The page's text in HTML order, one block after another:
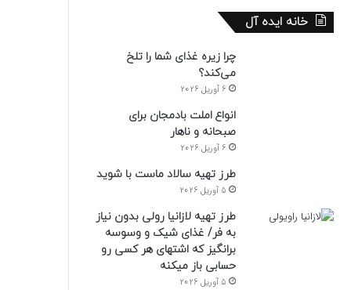
خانه ایده آل
چرا زیره غذای شما را تلخ
می‌کند؟
6 آوریل 2026
انواع املت بادمجان برای
صبحانه و ناهار
6 آوریل 2026
طرز تهیه سالاد ماست با شوید
5 آوریل 2026
طرز تهیه لازانیا رولی بدون نیاز
به فر/ غذای شیک و وسوسه
برانگیز که اشتهای هر کسی رو
حسابی باز میکنه
5 آوریل 2026